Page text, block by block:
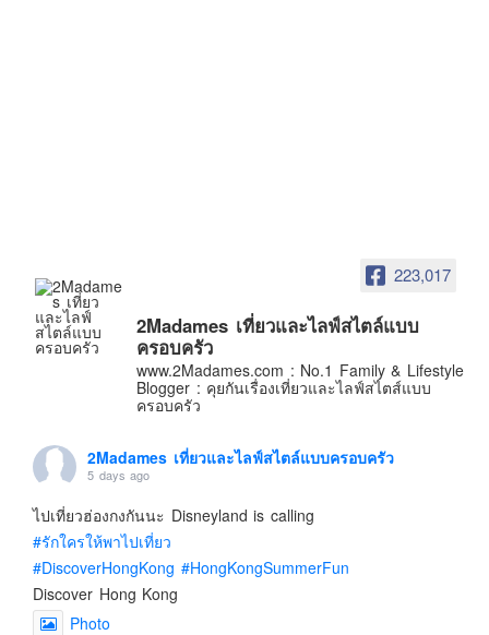
ฟิลิปปินส์
ออสเตรเลีย
นิวซีแลนด์
บทความครอบครัว
Beauty Review
รีวิวสายการบิน
Products & Applications
Events & PR News
About Us
223,017
2Madames เที่ยวและไลฟ์สไตล์แบบ
ครอบครัว
www.2Madames.com : No.1 Family & Lifestyle
Blogger : คุยกันเรื่องเที่ยวและไลฟ์สไตส์แบบ
ครอบครัว
2Madames เที่ยวและไลฟ์สไตล์แบบครอบครัว
5 days ago
ไปเที่ยวฮ่องกงกันนะ Disneyland is calling
#รักใครให้พาไปเที่ยว
#DiscoverHongKong #HongKongSummerFun
Discover Hong Kong
Photo